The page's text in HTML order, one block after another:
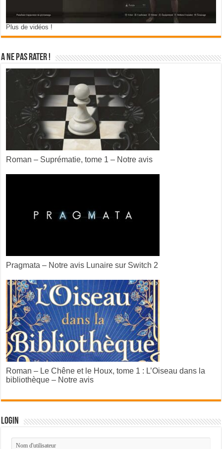
Plus de vidéos !
A ne pas rater !
Roman – Suprématie, tome 1 – Notre avis
Pragmata – Notre avis Lunaire sur Switch 2
Roman – Le Chêne et le Houx, tome 1 : L’Oiseau dans la
bibliothèque – Notre avis
Login